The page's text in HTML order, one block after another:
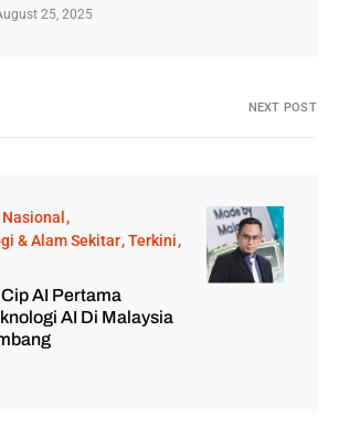
25, 2025
NEXT POST
& Alam Sekitar Terkini
AI Pertama
AI Di Malaysia